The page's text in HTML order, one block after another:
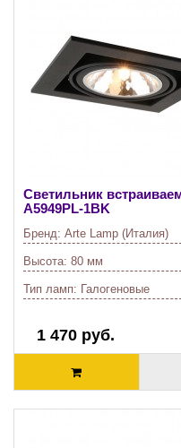
Светильник
A5949PL-1BK
Бренд: Arte Lamp (Италия)
Высота: 80 мм
Тип ламп: Галогеновые
1 470 руб.